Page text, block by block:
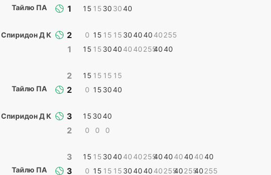
Тайлю ПА
1
15 15 30 3040
Спиридон Д К
2
1
0
15
15
15
15
30
15
40
30
40
40
40
40
255
40
40
255
40
Тайлю ПА
2
2
15
0
15
15
15
30
15
40
Спиридон Д К
3
2
15
0
30
0
40
0
Тайлю ПА
3
3
15
0
15
15
30
15
40
15
40
30
40
40
255
40
40
40
40
255
40
40
40
255
40
40
40
255